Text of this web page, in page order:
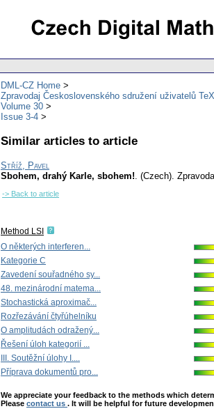
DML-CZ Home
Zpravodaj Československého sdružení uživatelů
Volume 30
Issue 3-4
Similar articles to article
Stříž, Pavel
Sbohem, drahý Karle, sbohem!. (Czech).
-> Back to article
Method LSI
O některých interferen...
Kategorie C
Zavedení souřadného sy...
48. mezinárodní matema...
Stochastická aproximač...
Rozřezávání čtyřúhelníku
O amplitudách odražený...
Řešení úloh kategorií ...
III. Soutěžní úlohy I....
Příprava dokumentů pro...
We appreciate your feedback to the methods which
Please contact us . It will be helpful for future